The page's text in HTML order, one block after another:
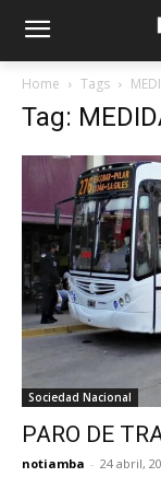
Home Tags
Tag:
Sociedad Nacional
PARO DE
notiamba - 24 abril,